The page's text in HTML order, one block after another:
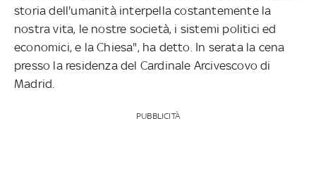
storia dell'umanità interpella costantemente la
nostra vita, le nostre società, i sistemi politici ed
economici, e la Chiesa", ha detto. In serata la cena
presso la residenza del Cardinale Arcivescovo di
Madrid.
PUBBLICITÀ